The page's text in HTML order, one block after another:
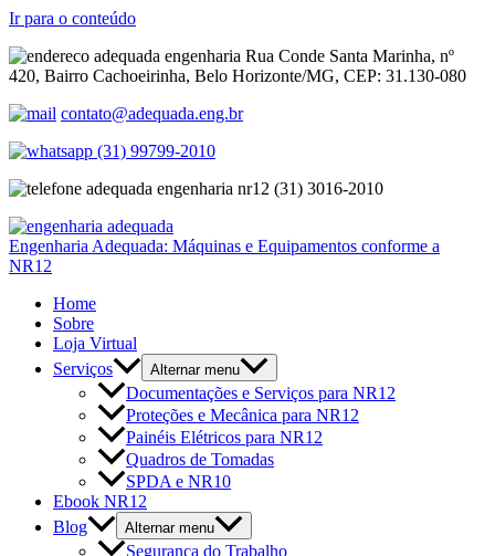
Ir para o conteúdo
Rua Conde Santa Marinha, nº
420, Bairro Cachoeirinha, Belo Horizonte/MG, CEP: 31.130-080
contato@adequada.eng.br
(31) 99799-2010
(31) 3016-2010
Engenharia Adequada: Máquinas e Equipamentos conforme a
NR12
Home
Sobre
Loja Virtual
Serviços
Alternar menu
Documentações e Serviços para NR12
Proteções e Mecânica para NR12
Painéis Elétricos para NR12
Quadros de Tomadas
SPDA e NR10
Ebook NR12
Blog
Alternar menu
Segurança do Trabalho